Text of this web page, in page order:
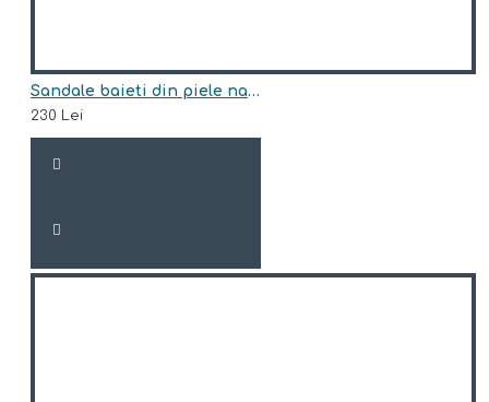
Sandale baieti din piele naturala model FAUCI
230 Lei